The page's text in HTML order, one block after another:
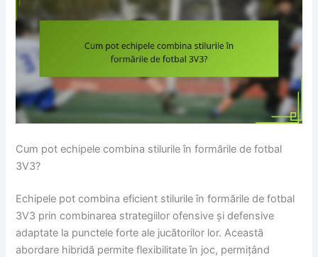
Cum pot echipele combina stilurile în formările de fotbal
3V3?
Echipele pot combina eficient stilurile în formările de fotbal
3V3 prin combinarea strategiilor ofensive și defensive
adaptate la punctele forte ale jucătorilor lor. Această
abordare hibridă permite flexibilitate în joc, permițând